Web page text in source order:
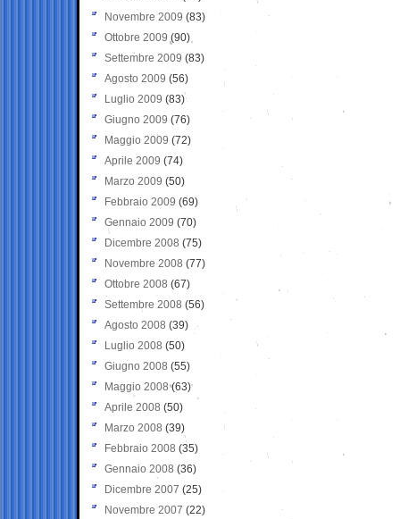
Novembre 2009 (83)
Ottobre 2009 (90)
Settembre 2009 (83)
Agosto 2009 (56)
Luglio 2009 (83)
Giugno 2009 (76)
Maggio 2009 (72)
Aprile 2009 (74)
Marzo 2009 (50)
Febbraio 2009 (69)
Gennaio 2009 (70)
Dicembre 2008 (75)
Novembre 2008 (77)
Ottobre 2008 (67)
Settembre 2008 (56)
Agosto 2008 (39)
Luglio 2008 (50)
Giugno 2008 (55)
Maggio 2008(63)
Aprile 2008 (50)
Marzo 2008 (39)
Febbraio 2008 (35)
Gennaio 2008 (36)
Dicembre 2007 (25)
Novembre 2007 (22)